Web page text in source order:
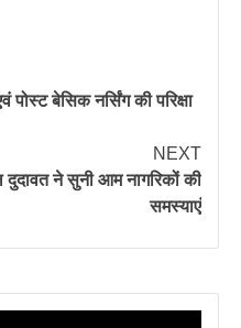
पोस्ट बेसिक नर्सिंग की परिक्षा
NEXT
ने सुनी आम नागरिकों की
समस्याएं